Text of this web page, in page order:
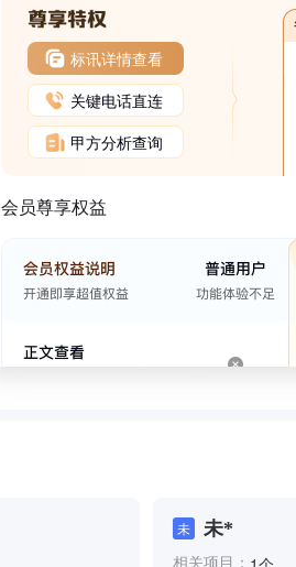
标讯详情查看
关键电话直连
甲方分析查询
会员尊享权益
未 未*
相关项目：